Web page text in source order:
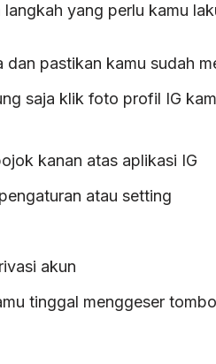
yang perlu kamu
pastikan kamu sudah
saja klik foto profil IG
kanan atas aplikasi IG
atau setting
akun
tinggal menggeser